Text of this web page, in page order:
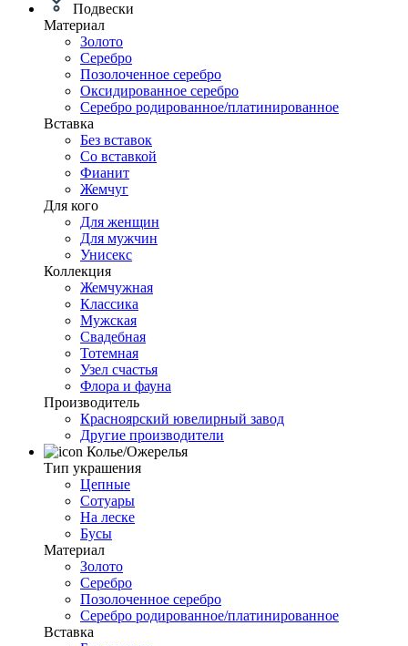
Подвески
Материал
Золото
Серебро
Позолоченное серебро
Оксидированное серебро
Серебро родированное/платинированное
Вставка
Без вставок
Со вставкой
Фианит
Жемчуг
Для кого
Для женщин
Для мужчин
Унисекс
Коллекция
Жемчужная
Классика
Мужская
Свадебная
Тотемная
Узел счастья
Флора и фауна
Производитель
Красноярский ювелирный завод
Другие производители
Колье/Ожерелья
Тип украшения
Цепные
Сотуары
На леске
Бусы
Материал
Золото
Серебро
Позолоченное серебро
Серебро родированное/платинированное
Вставка